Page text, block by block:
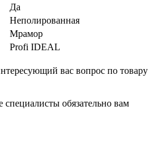
Да
Неполированная
Мрамор
Profi IDEAL
вас вопрос по товару
обязательно вам